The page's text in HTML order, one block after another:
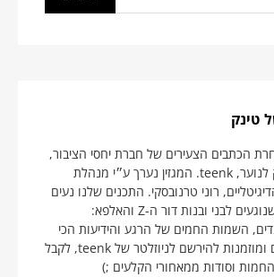
טינק
הכתבים הצעירים של חברת יחסי הציבור,
המתמחה בשיווק לנוער, teenk. המגזין נערך ע״י מנהלת
רוני טרנובסקי. התכנים שלנו נעים
בין כל העולמות שנוגעים לבני ובנות דור ה-Z והאלפא:
השמות החמים של הרגע והידיעות הכי
עדכניות. מוזמנים ומוזמנות להירשם לניוזלטר של teenk, לקבל
וסודות ממאחורי הקלעים ;)